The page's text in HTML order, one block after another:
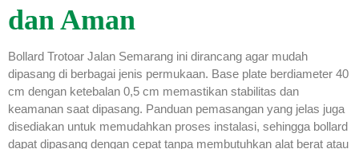
dan Aman
Bollard Trotoar Jalan Semarang ini dirancang agar mudah
dipasang di berbagai jenis permukaan. Base plate berdiameter 40
cm dengan ketebalan 0,5 cm memastikan stabilitas dan
keamanan saat dipasang. Panduan pemasangan yang jelas juga
disediakan untuk memudahkan proses instalasi, sehingga bollard
dapat dipasang dengan cepat tanpa membutuhkan alat berat atau